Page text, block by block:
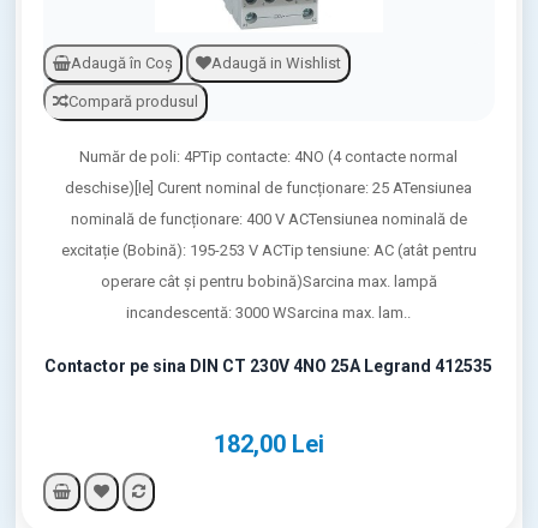
Adaugă în Coş Adaugă in Wishlist
Compară produsul
Contactor pe sina DIN CT 230V 4NO 25A Legrand 412535
182,00 Lei
Număr de poli: 4PTip contacte: 4NO (4 contacte normal
deschise)[Ie] Curent nominal de funcționare: 25 ATensiunea
nominală de funcționare: 400 V ACTensiunea nominală de
excitație (Bobină): 195-253 V ACTip tensiune: AC (atât pentru
operare cât și pentru bobină)Sarcina max. lampă
incandescentă: 3000 WSarcina max. lam..